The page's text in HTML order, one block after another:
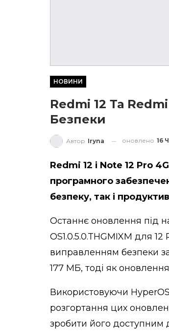
НОВИНИ
Redmi 12 Та
Безпеки
Автор Iryna оновлено 16
Redmi 12 і Note 12 Pro
програмного
безпеку, так і
Останнє оновлення під
OS1.0.5.0.THGMIXM для
виправленням безпеки
177 МБ, тоді як
Використовуючи
розгортання цих
зробити його доступним